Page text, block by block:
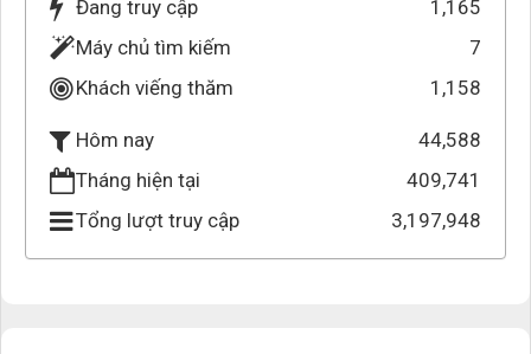
Đang truy cập
1,165
Máy chủ tìm kiếm
7
Khách viếng thăm
1,158
Hôm nay
44,588
Tháng hiện tại
409,741
Tổng lượt truy cập
3,197,948